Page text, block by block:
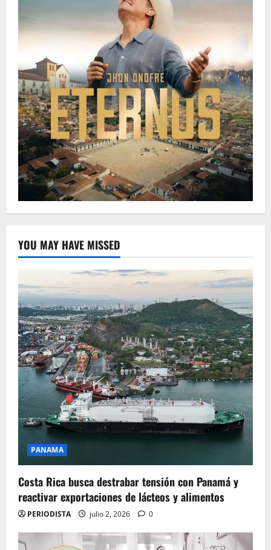
YOU MAY HAVE MISSED
PANAMA
Costa Rica busca destrabar tensión con Panamá y
reactivar exportaciones de lácteos y alimentos
PERIODISTA julio 2, 2026 0